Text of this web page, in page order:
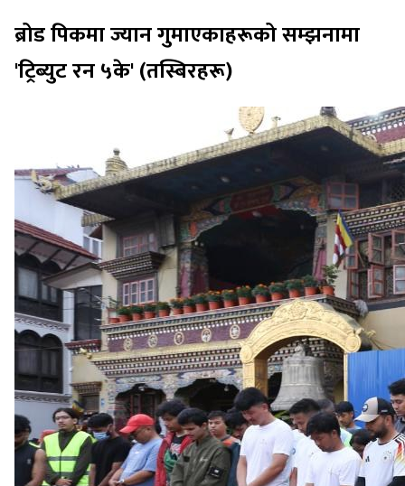
ब्रोड पिकमा ज्यान गुमाएकाहरूको सम्झनामा
'ट्रिब्युट रन ५के' (तस्बिरहरू)